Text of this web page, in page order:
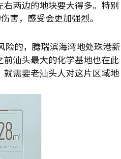
两边的地块要大得多。特别
害，感受会更加强烈。
的， 腾瑞滨海湾地处珠港新
汕头最大的化学基地也在此
需要老汕头人对这片区域地